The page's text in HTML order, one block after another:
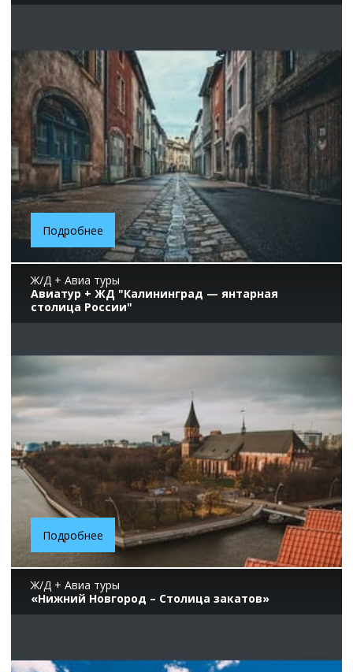
Подробнее
Ж/Д + Авиа туры
Авиатур + ЖД "Калининград — янтарная
столица России"
Подробнее
Ж/Д + Авиа туры
«Нижний Новгород – Столица закатов»